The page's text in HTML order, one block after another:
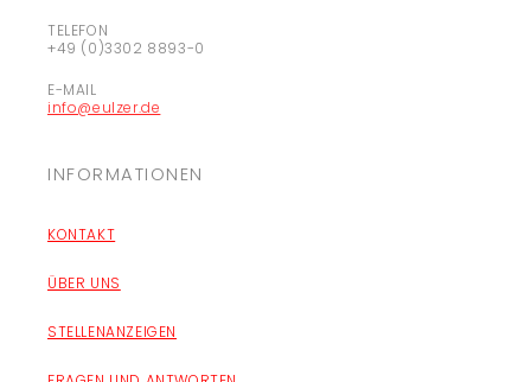
TELEFON
+49 (0)3302 8893-0
E-MAIL
info@eulzer.de
INFORMATIONEN
KONTAKT
ÜBER UNS
STELLENANZEIGEN